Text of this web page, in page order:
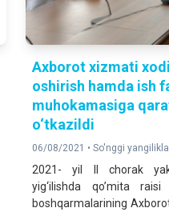
Axborot xizmati
oshirish hamda ish
muhokamasiga
o‘tkazildi
06/08/2021 •So'nggi
2021- yil II chorak
yig‘ilishda qo’mita
boshqarmalarining